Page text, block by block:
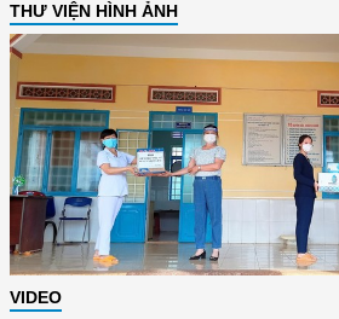
THƯ VIỆN HÌNH ẢNH
VIDEO